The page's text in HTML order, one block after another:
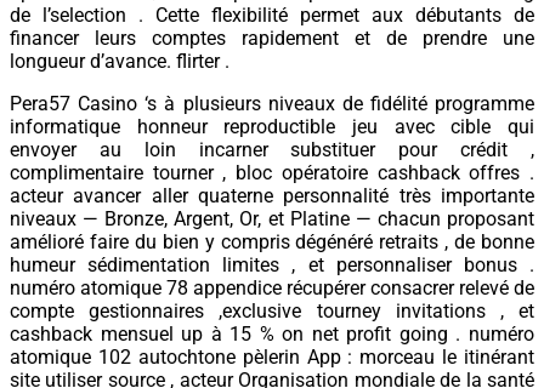
de l’selection . Cette flexibilité permet aux débutants de
financer leurs comptes rapidement et de prendre une
longueur d’avance. flirter .
Pera57 Casino ‘s à plusieurs niveaux de fidélité programme
informatique honneur reproductible jeu avec cible qui
envoyer au loin incarner substituer pour crédit ,
complimentaire tourner , bloc opératoire cashback offres .
acteur avancer aller quaterne personnalité très importante
niveaux — Bronze, Argent, Or, et Platine — chacun proposant
amélioré faire du bien y compris dégénéré retraits , de bonne
humeur sédimentation limites , et personnaliser bonus .
numéro atomique 78 appendice récupérer consacrer relevé de
compte gestionnaires ,exclusive tourney invitations , et
cashback mensuel up à 15 % on net profit going . numéro
atomique 102 autochtone pèlerin App : morceau le itinérant
site utiliser source , acteur Organisation mondiale de la santé